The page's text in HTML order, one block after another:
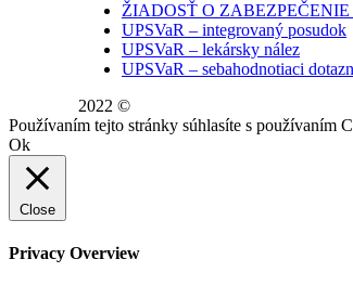
ŽIADOSŤ O
UPSVaR – integrovaný posudok
UPSVaR – lekársky nález
UPSVaR – sebahodnotiaci
2022 ©
Používaním tejto stránky súhlasíte s používaním
Ok
Close
Privacy Overview